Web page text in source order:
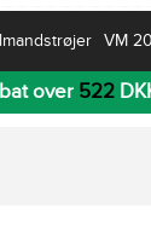
VM
over 522